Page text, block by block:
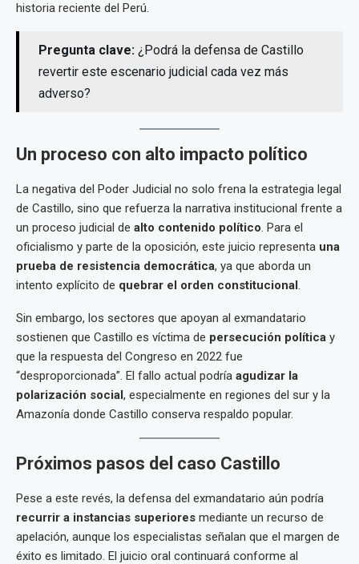
historia reciente del Perú.
Pregunta clave: ¿Podrá la defensa de Castillo
revertir este escenario judicial cada vez más
adverso?
Un proceso con alto impacto político
La negativa del Poder Judicial no solo frena la estrategia legal
de Castillo, sino que refuerza la narrativa institucional frente a
un proceso judicial de alto contenido político. Para el
oficialismo y parte de la oposición, este juicio representa una
prueba de resistencia democrática, ya que aborda un
intento explícito de quebrar el orden constitucional.
Sin embargo, los sectores que apoyan al exmandatario
sostienen que Castillo es víctima de persecución política y
que la respuesta del Congreso en 2022 fue
“desproporcionada”. El fallo actual podría agudizar la
polarización social, especialmente en regiones del sur y la
Amazonía donde Castillo conserva respaldo popular.
Próximos pasos del caso Castillo
Pese a este revés, la defensa del exmandatario aún podría
recurrir a instancias superiores mediante un recurso de
apelación, aunque los especialistas señalan que el margen de
éxito es limitado. El juicio oral continuará conforme al